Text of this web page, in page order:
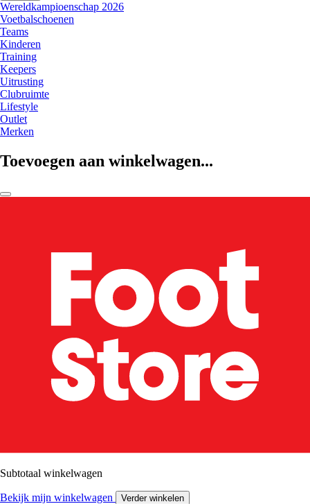
Wereldkampioenschap 2026
Voetbalschoenen
Teams
Kinderen
Training
Keepers
Uitrusting
Clubruimte
Lifestyle
Outlet
Merken
Toevoegen aan winkelwagen...
Subtotaal winkelwagen
Bekijk mijn winkelwagen Verder winkelen